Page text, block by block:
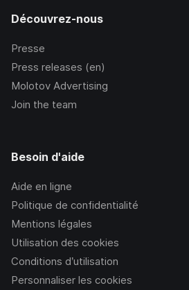
Découvrez-nous
Presse
Press releases (en)
Molotov Advertising
Join the team
Besoin d'aide
Aide en ligne
Politique de confidentialité
Mentions légales
Utilisation des cookies
Conditions d’utilisation
Personnaliser les cookies